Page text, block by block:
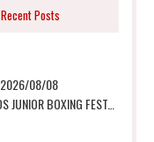
Recent Posts
2026/08/08
KIDS JUNIOR BOXING FESTA Vol.1...